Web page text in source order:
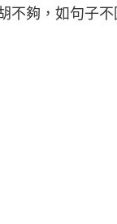
不夠，如句子不